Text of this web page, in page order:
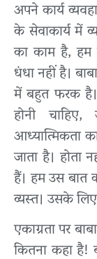
अपने कार्य
के सेवाकार्य में
का काम है, हम
धंधा नहीं है।
में बहुत फरक
होनी
आध्यात्मिकता
जाता है। होता
हैं। हम उस
व्यस्त। उसके
एकाग्रता पर
कितना कहा